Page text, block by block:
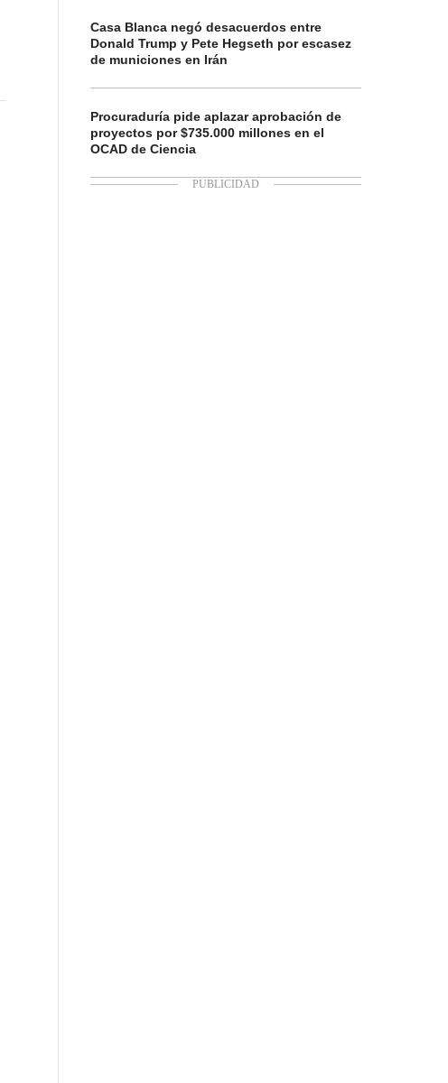
Casa Blanca negó desacuerdos entre
Donald Trump y Pete Hegseth por escasez
de municiones en Irán
Procuraduría pide aplazar aprobación de
proyectos por $735.000 millones en el
OCAD de Ciencia